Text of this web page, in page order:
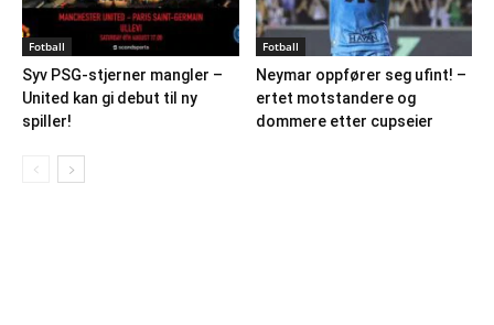
Fotball
Syv PSG-stjerner mangler –
United kan gi debut til ny
spiller!
Fotball
Neymar oppfører seg ufint! –
ertet motstandere og
dommere etter cupseier